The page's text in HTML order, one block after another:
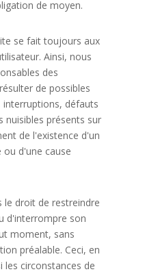
de moyen.
se fait toujours aux
Ainsi, nous
des
de possibles
défauts
nuisibles présents sur
de l'existence d'un
d'une cause
le droit de restreindre
d'interrompre son
moment, sans
préalable. Ceci, en
les circonstances de